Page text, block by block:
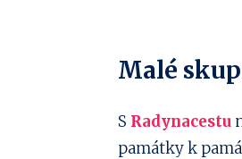
Malé
S Radynacestu
památky k